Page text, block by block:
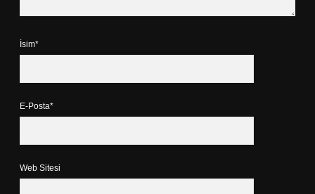
İsim*
E-Posta*
Web Sitesi